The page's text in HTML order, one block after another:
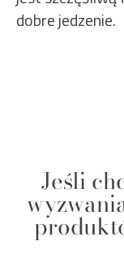
dobre jedzenie.
Jeśli